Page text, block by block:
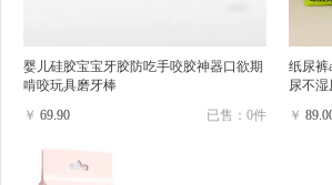
婴儿硅胶宝宝牙胶防吃手咬胶神器口欲期
啃咬玩具磨牙棒
￥ 69.90 已售：0件
纸尿裤
尿不湿
￥